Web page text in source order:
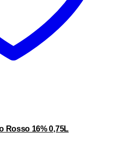
Rosso 16% 0,75L